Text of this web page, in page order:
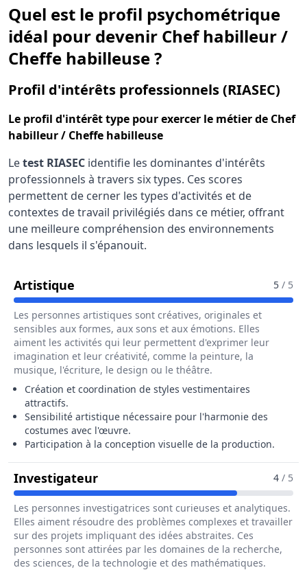
Quel est le profil psychométrique
idéal pour devenir Chef habilleur /
Cheffe habilleuse ?
Profil d'intérêts professionnels (RIASEC)
Le profil d'intérêt type pour exercer le métier de Chef
habilleur / Cheffe habilleuse
Letest RIASEC identifie les dominantes d'intérêts
professionnels à travers six types. Ces scores
permettent de cerner les types d'activités et de
contextes de travail privilégiés dans ce métier, offrant
une meilleure compréhension des environnements
dans lesquels il s'épanouit.
Artistique Pour Le Métier De Chef Habilleur /
5 / 5
Les personnes artistiques sont créatives, originales et
sensibles aux formes, aux sons et aux émotions. Elles
aiment les activités qui leur permettent d'exprimer leur
imagination et leur créativité, comme la peinture, la
musique, l'écriture, le design ou le théâtre.
Création et coordination de styles vestimentaires
attractifs.
Sensibilité artistique nécessaire pour l'harmonie des
costumes avec l'œuvre.
Participation à la conception visuelle de la production.
InvestigateurPour Le Métier De Chef Habilleur
4 / 5
Les personnes investigatrices sont curieuses et analytiques.
Elles aiment résoudre des problèmes complexes et travailler
sur des projets impliquant des idées abstraites. Ces
personnes sont attirées par les domaines de la recherche,
des sciences, de la technologie et des mathématiques.